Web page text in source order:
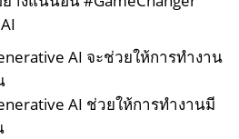
AI จะช่วยให้การทำงาน
AI ช่วยให้การทำงานมี